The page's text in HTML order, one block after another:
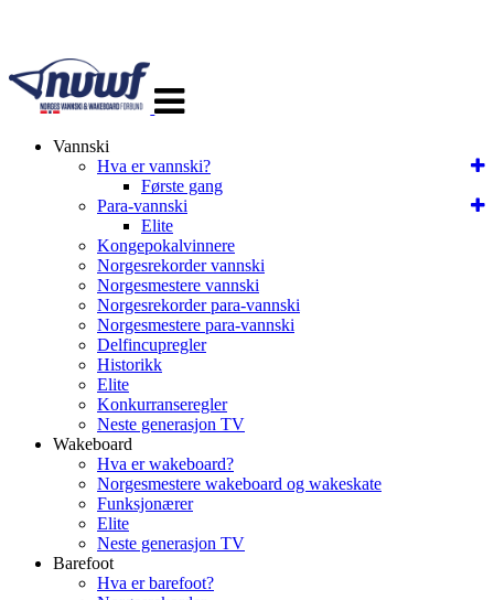
navigasjon
Vannski
Hva er vannski?
Første gang
Para-vannski
Elite
Kongepokalvinnere
Norgesrekorder vannski
Norgesmestere vannski
Norgesrekorder para-vannski
Norgesmestere para-vannski
Delfincupregler
Historikk
Elite
Konkurranseregler
Neste generasjon TV
Wakeboard
Hva er wakeboard?
Norgesmestere wakeboard og wakeskate
Funksjonærer
Elite
Neste generasjon TV
Barefoot
Hva er barefoot?